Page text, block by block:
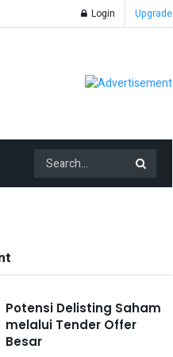
Login Upgrade
Potensi Delisting Saham
melalui Tender Offer
Besar